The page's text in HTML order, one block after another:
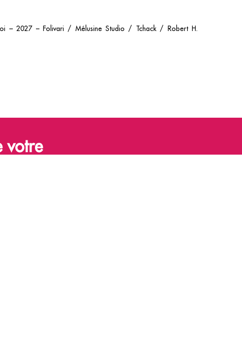
– 2027 – Folivari / Mélusine Studio / Tchack / Robert H.
votre